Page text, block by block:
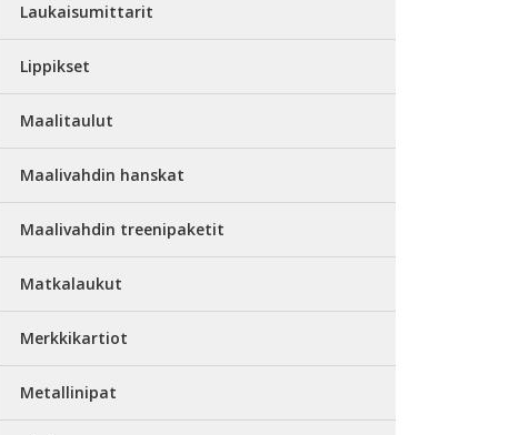
Laukaisumittarit
Lippikset
Maalitaulut
Maalivahdin hanskat
Maalivahdin treenipaketit
Matkalaukut
Merkkikartiot
Metallinipat